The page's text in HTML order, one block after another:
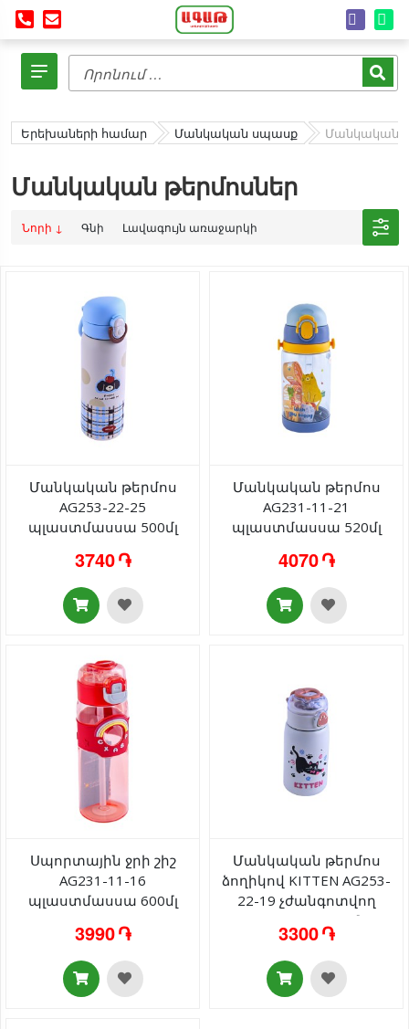
Երեխաների համար Մանկական սպասք Մանկական
Մանկական թերմոսներ
Նորի ↓ Գնի Լավագույն առաջարկի
Մանկական թերմոս
AG253-22-25
պլաստմասսա 500մլ
3740 ֏
Մանկական թերմոս
AG231-11-21
պլաստմասսա 520մլ
4070 ֏
Սպորտային ջրի շիշ
AG231-11-16
պլաստմասսա 600մլ
3990 ֏
Մանկական թերմոս
ձողիկով KITTEN AG253-
22-19 չժանգոտվող
պողպատ 400մլ
3300 ֏